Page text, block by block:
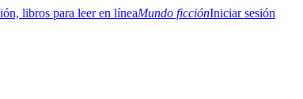
Mundo ficciónIniciar sesión